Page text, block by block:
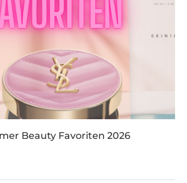
Beauty Favoriten 2026